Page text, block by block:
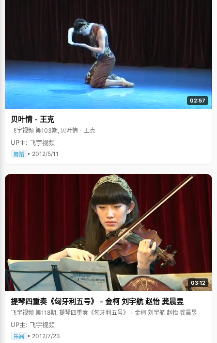
02:57
贝叶情 - 王克
飞宇视频 第103期, 贝叶情 - 王克
UP主: 飞宇视频
舞蹈 • 2012/5/11
03:12
提琴四重奏《匈牙利五号》 - 金柯 刘宇航 赵怡 龚晨昱
飞宇视频 第118期, 提琴四重奏《匈牙利五号》 - 金柯 刘宇航 赵怡 龚晨昱
UP主: 飞宇视频
乐器 • 2012/7/23